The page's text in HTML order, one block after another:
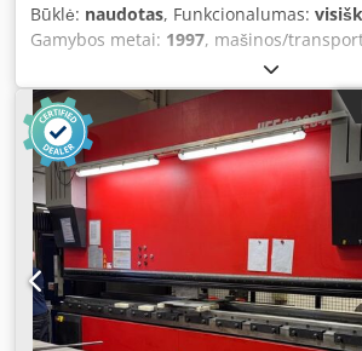
Būklė: naudotas, Funkcionalumas:
Gamybos metai: 1997, mašinos/
, valdymo tipas:
automatizacijos lygis:automatinis,
hidraulinis, darbinis plotis:3 100 mm,
6 mm, atgalinio ribotuvo reguliavimas:
galinis atmušas:1 050 mm , bendras
atramos svirčių skaičius: 2, Įranga:
Hidraulinės giljotinos – AMADA GPX 630
3100 mm x 6 mm, pilnas CNC
pjovimo kampas ir tarpas tarp peilių,
kompiuteriu suvedus medžiagos storį ir
metalo pjovimas nuo 0,4 iki 6 mm. CNC
atitraukimu 10 – 1050 mm, atitraukimo